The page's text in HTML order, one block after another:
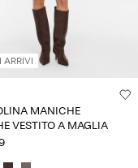
ARRIVI
MANICHE
VESTITO A MAGLIA